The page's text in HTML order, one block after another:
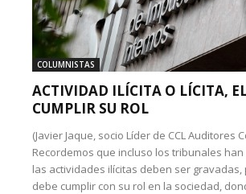
COLUMNISTAS
ACTIVIDAD ILÍCITA O LÍCITA,
CUMPLIR SU ROL
(Javier Jaque, socio Líder de CCL Auditores
Recordemos que incluso los tribunales
las actividades ilícitas deben ser gravadas,
debe cumplir con su rol en la sociedad,